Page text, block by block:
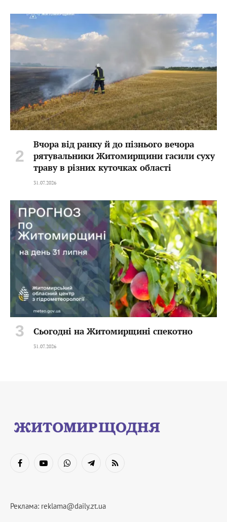
Вчора від ранку й до пізнього вечора
рятувальники Житомирщини гасили суху
траву в різних куточках області
31.07.2026
Сьогодні на Житомирщині спекотно
31.07.2026
FacebookYouTubeWhatsAppTelegramRSS
Реклама: reklama@daily.zt.ua